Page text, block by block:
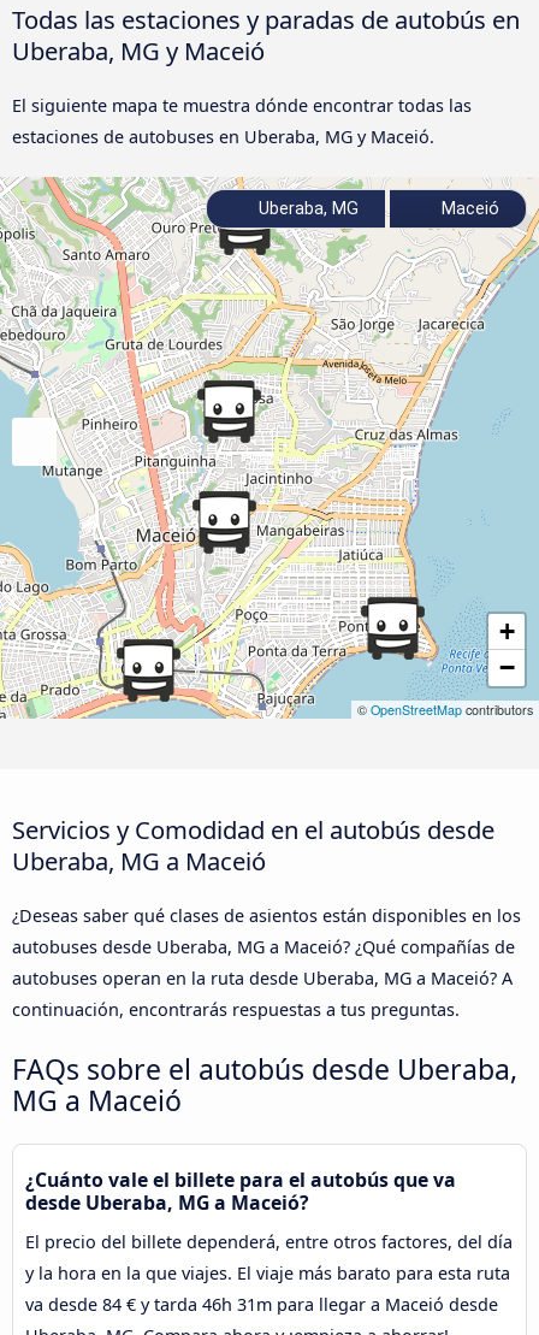
Todas las estaciones y paradas de autobús en
Uberaba, MG y Maceió
El siguiente mapa te muestra dónde encontrar todas las
estaciones de autobuses en Uberaba, MG y Maceió.
+
−
© OpenStreetMap contributors
Uberaba, MG Maceió
Servicios y Comodidad en el autobús desde
Uberaba, MG a Maceió
¿Deseas saber qué clases de asientos están disponibles en los
autobuses desde Uberaba, MG a Maceió? ¿Qué compañías de
autobuses operan en la ruta desde Uberaba, MG a Maceió? A
continuación, encontrarás respuestas a tus preguntas.
FAQs sobre el autobús desde Uberaba,
MG a Maceió
¿Cuánto vale el billete para el autobús que va
desde Uberaba, MG a Maceió?
El precio del billete dependerá, entre otros factores, del día
y la hora en la que viajes. El viaje más barato para esta ruta
va desde 84 € y tarda 46h 31m para llegar a Maceió desde